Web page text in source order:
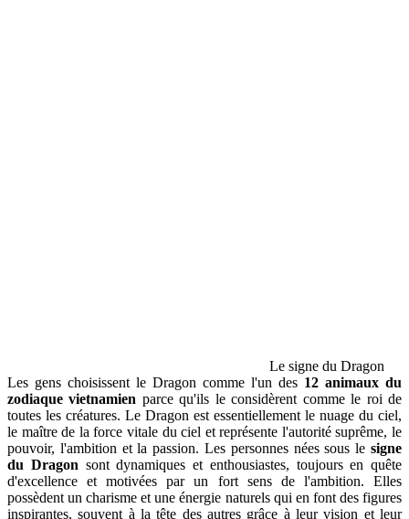
Le signe du Dragon
Les gens choisissent le Dragon comme l'un des 12 animaux du
zodiaque vietnamien parce qu'ils le considèrent comme le roi de
toutes les créatures. Le Dragon est essentiellement le nuage du ciel,
le maître de la force vitale du ciel et représente l'autorité suprême, le
pouvoir, l'ambition et la passion. Les personnes nées sous le signe
du Dragon sont dynamiques et enthousiastes, toujours en quête
d'excellence et motivées par un fort sens de l'ambition. Elles
possèdent un charisme et une énergie naturels qui en font des figures
inspirantes, souvent à la tête des autres grâce à leur vision et leur